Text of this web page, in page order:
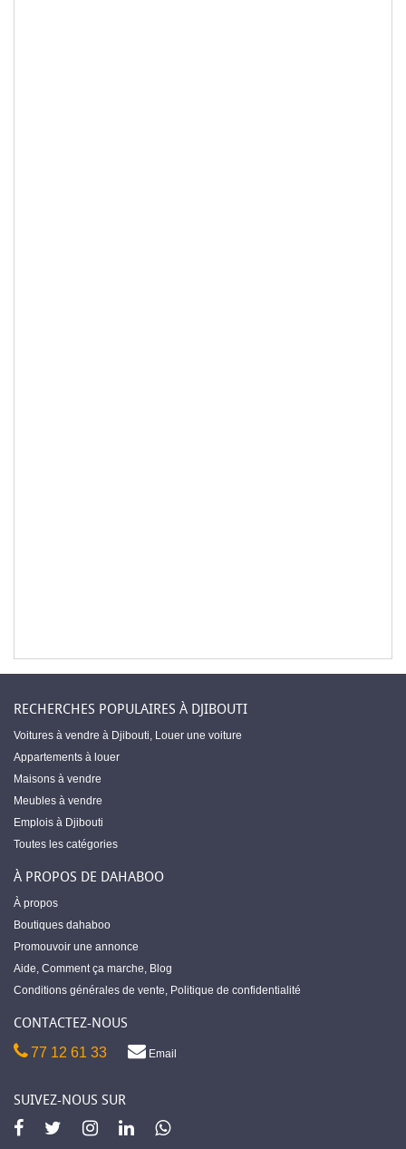
RECHERCHES POPULAIRES À DJIBOUTI
Voitures à vendre à Djibouti, Louer une voiture
Appartements à louer
Maisons à vendre
Meubles à vendre
Emplois à Djibouti
Toutes les catégories
À PROPOS DE DAHABOO
À propos
Boutiques dahaboo
Promouvoir une annonce
Aide, Comment ça marche, Blog
Conditions générales de vente, Politique de confidentialité
CONTACTEZ-NOUS
77 12 61 33 Email
SUIVEZ-NOUS SUR